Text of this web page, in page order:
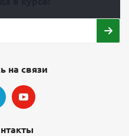
на связи